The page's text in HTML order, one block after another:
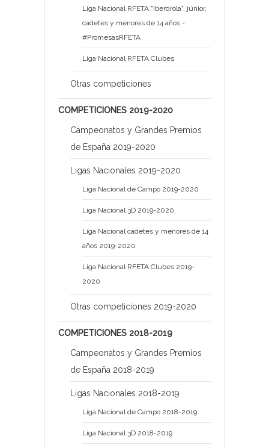
Liga Nacional RFETA "Iberdrola", júnior,
cadetes y menores de 14 años -
#PromesasRFETA
Liga Nacional RFETA Clubes
Otras competiciones
COMPETICIONES 2019-2020
Campeonatos y Grandes Premios
de España 2019-2020
Ligas Nacionales 2019-2020
Liga Nacional de Campo 2019-2020
Liga Nacional 3D 2019-2020
Liga Nacional cadetes y menores de 14
años 2019-2020
Liga Nacional RFETA Clubes 2019-
2020
Otras competiciones 2019-2020
COMPETICIONES 2018-2019
Campeonatos y Grandes Premios
de España 2018-2019
Ligas Nacionales 2018-2019
Liga Nacional de Campo 2018-2019
Liga Nacional 3D 2018-2019